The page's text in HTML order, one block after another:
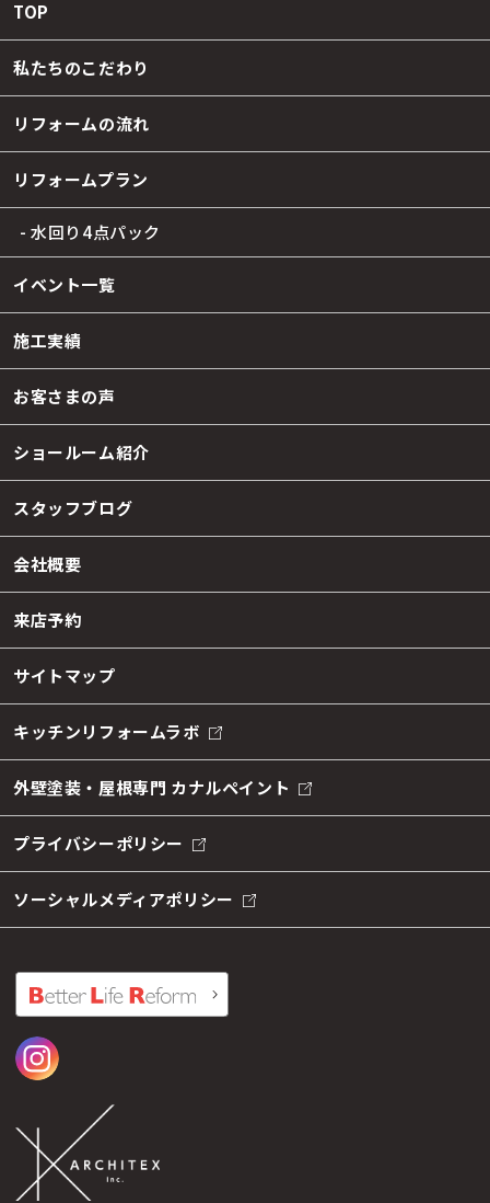
TOP
私たちのこだわり
リフォームの流れ
リフォームプラン
- 水回り4点パック
イベント一覧
施工実績
お客さまの声
ショールーム紹介
スタッフブログ
会社概要
来店予約
サイトマップ
キッチンリフォームラボ
外壁塗装・屋根専門 カナルペイント
プライバシーポリシー
ソーシャルメディアポリシー